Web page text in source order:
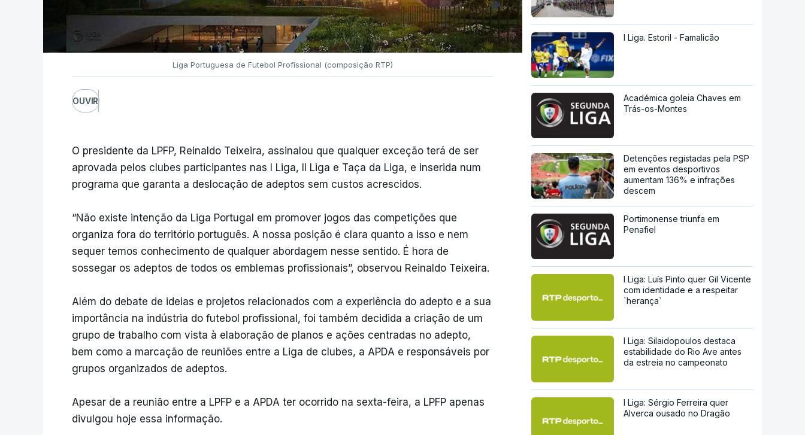
Liga Portuguesa de Futebol Profissional (composição RTP)
OUVIR
O presidente da LPFP, Reinaldo Teixeira, assinalou que qualquer exceção terá de ser
aprovada pelos clubes participantes nas I Liga, II Liga e Taça da Liga, e inserida num
programa que garanta a deslocação de adeptos sem custos acrescidos.
“Não existe intenção da Liga Portugal em promover jogos das competições que
organiza fora do território português. A nossa posição é clara quanto a isso e nem
sequer temos conhecimento de qualquer abordagem nesse sentido. É hora de
sossegar os adeptos de todos os emblemas profissionais”, observou Reinaldo Teixeira.
Além do debate de ideias e projetos relacionados com a experiência do adepto e a sua
importância na indústria do futebol profissional, foi também decidida a criação de um
grupo de trabalho com vista à elaboração de planos e ações centradas no adepto,
bem como a marcação de reuniões entre a Liga de clubes, a APDA e responsáveis por
grupos organizados de adeptos.
Apesar de a reunião entre a LPFP e a APDA ter ocorrido na sexta-feira, a LPFP apenas
divulgou hoje essa informação.
I Liga. Estoril - Famalicão
Académica goleia Chaves em
Trás-os-Montes
Detenções registadas pela PSP
em eventos desportivos
aumentam 136% e infrações
descem
Portimonense triunfa em
Penafiel
I Liga: Luís Pinto quer Gil Vicente
com identidade e a respeitar
`herança`
I Liga: Silaidopoulos destaca
estabilidade do Rio Ave antes
da estreia no campeonato
I Liga: Sérgio Ferreira quer
Alverca ousado no Dragão